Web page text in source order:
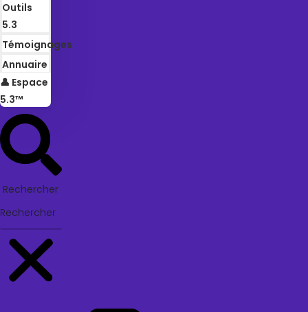
Outils
5.3
Témoignages
Annuaire
👤 Espace
5.3™
Rechercher